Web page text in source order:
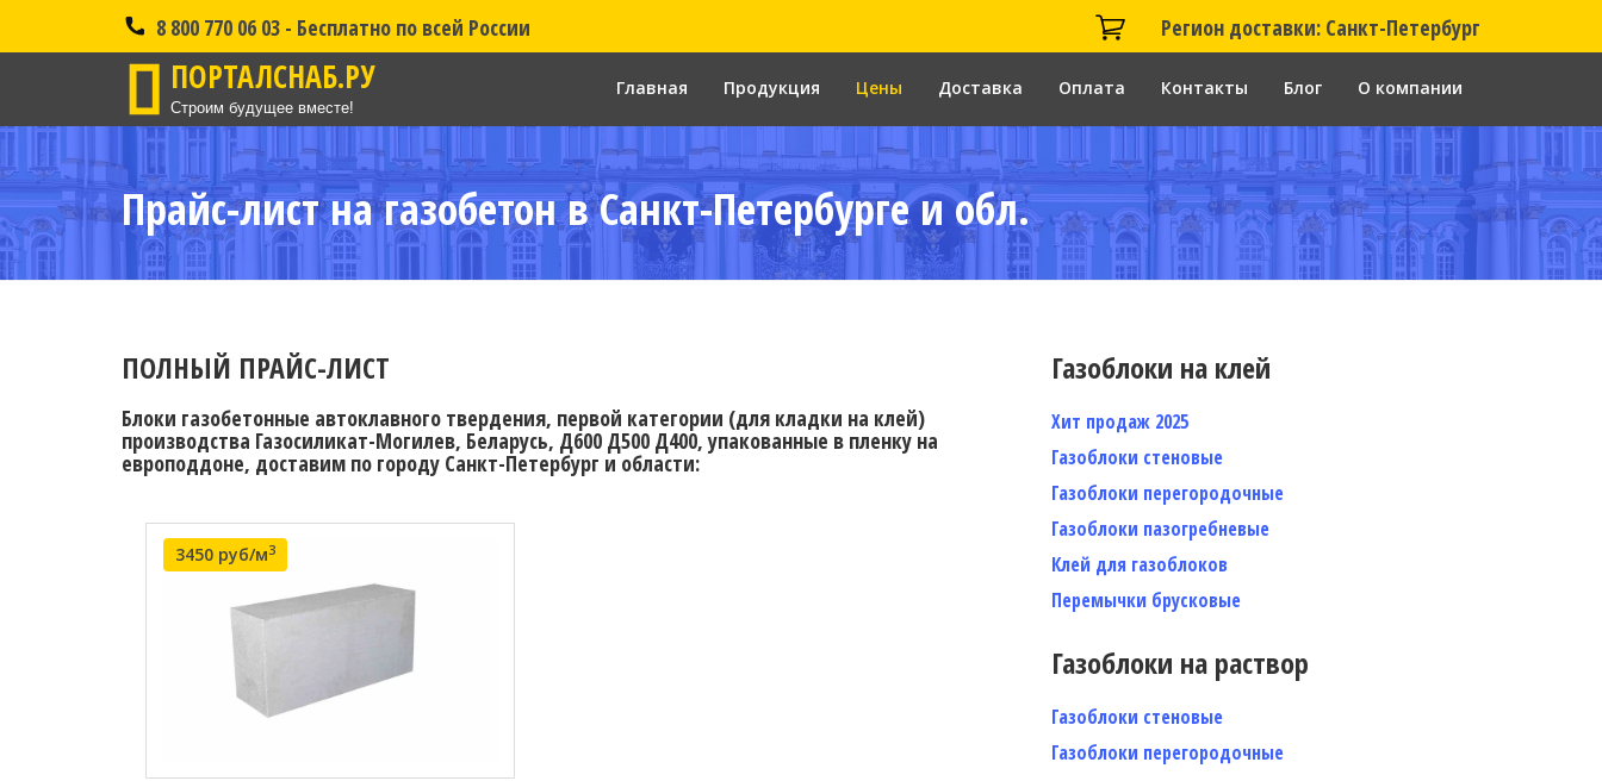
8 800 770 06 03 - Бесплатно по всей России Регион доставки: Санкт-Петербург
ПОРТАЛСНАБ.РУ
Строим будущее вместе!
Главная Продукция Цены Доставка Оплата Контакты Блог О компании
Прайс-лист на газобетон в Санкт-Петербурге и обл.
ПОЛНЫЙ ПРАЙС-ЛИСТ
Блоки газобетонные автоклавного твердения, первой категории (для кладки на клей)
производства Газосиликат-Могилев, Беларусь, Д600 Д500 Д400, упакованные в пленку на
европоддоне, доставим по городу Санкт-Петербург и области:
3450 руб/м3
Газоблоки на клей
Хит продаж 2025
Газоблоки стеновые
Газоблоки перегородочные
Газоблоки пазогребневые
Клей для газоблоков
Перемычки брусковые
Газоблоки на раствор
Газоблоки стеновые
Газоблоки перегородочные